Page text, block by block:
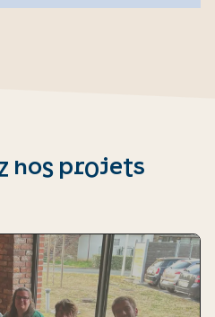
nos projets